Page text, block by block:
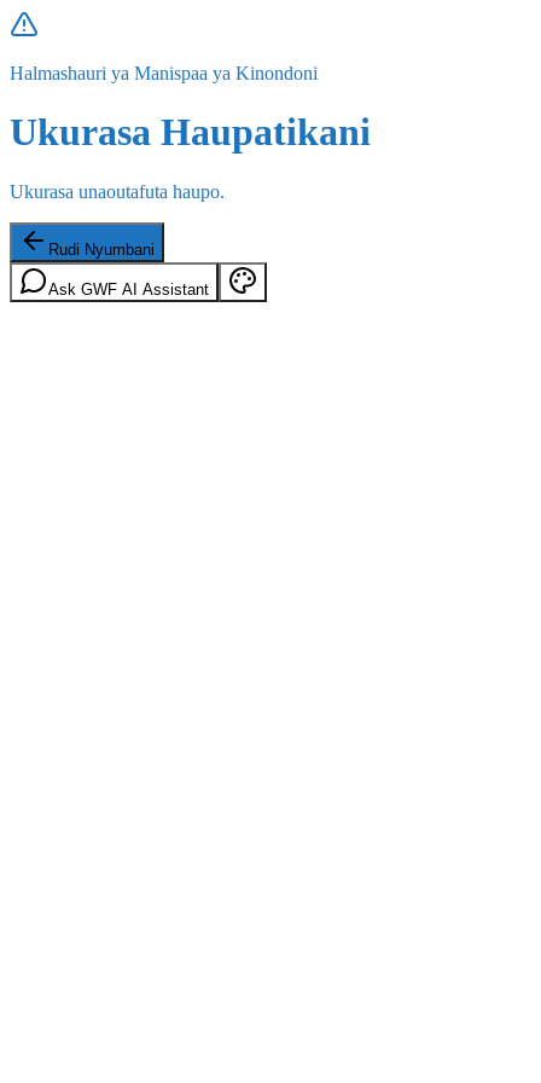
Halmashauri ya Manispaa ya Kinondoni
Ukurasa Haupatikani
Ukurasa unaoutafuta haupo.
Rudi Nyumbani
Ask GWF AI Assistant